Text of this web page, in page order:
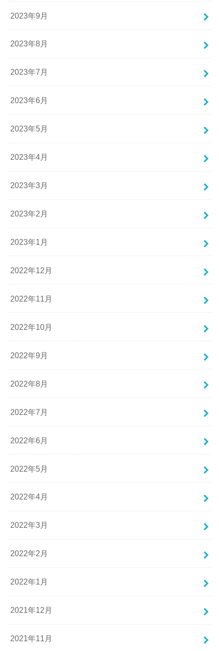
2023年9月
2023年8月
2023年7月
2023年6月
2023年5月
2023年4月
2023年3月
2023年2月
2023年1月
2022年12月
2022年11月
2022年10月
2022年9月
2022年8月
2022年7月
2022年6月
2022年5月
2022年4月
2022年3月
2022年2月
2022年1月
2021年12月
2021年11月